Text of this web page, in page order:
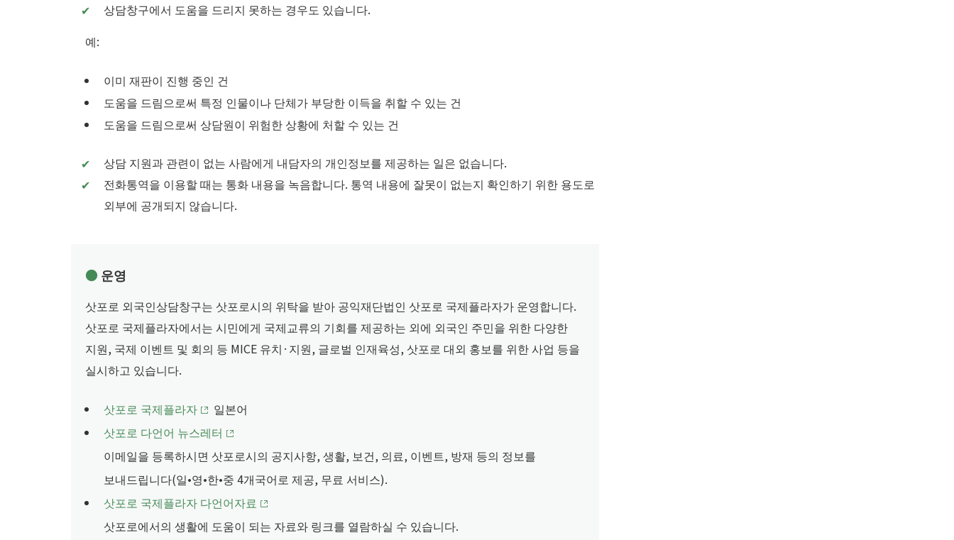
상담창구에서 도움을 드리지 못하는 경우도 있습니다.
예:
이미 재판이 진행 중인 건
도움을 드림으로써 특정 인물이나 단체가 부당한 이득을 취할 수 있는 건
도움을 드림으로써 상담원이 위험한 상황에 처할 수 있는 건
상담 지원과 관련이 없는 사람에게 내담자의 개인정보를 제공하는 일은 없습니다.
전화통역을 이용할 때는 통화 내용을 녹음합니다. 통역 내용에 잘못이 없는지 확인하기 위한 용도로
외부에 공개되지 않습니다.
운영
삿포로 외국인상담창구는 삿포로시의 위탁을 받아 공익재단법인 삿포로 국제플라자가 운영합니다.
삿포로 국제플라자에서는 시민에게 국제교류의 기회를 제공하는 외에 외국인 주민을 위한 다양한
지원, 국제 이벤트 및 회의 등 MICE 유치·지원, 글로벌 인재육성, 삿포로 대외 홍보를 위한 사업 등을
실시하고 있습니다.
삿포로 국제플라자
일본어
삿포로 다언어 뉴스레터
이메일을 등록하시면 삿포로시의 공지사항, 생활, 보건, 의료, 이벤트, 방재 등의 정보를
보내드립니다(일•영•한•중 4개국어로 제공, 무료 서비스).
삿포로 국제플라자 다언어자료
삿포로에서의 생활에 도움이 되는 자료와 링크를 열람하실 수 있습니다.